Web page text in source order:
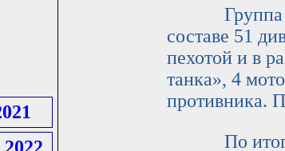
Группа
составе 51
пехотой и в
танка», 4
противника.
По итогам